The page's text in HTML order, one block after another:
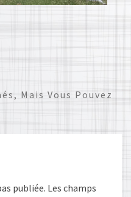
Mais Vous Pouvez
publiée. Les champs